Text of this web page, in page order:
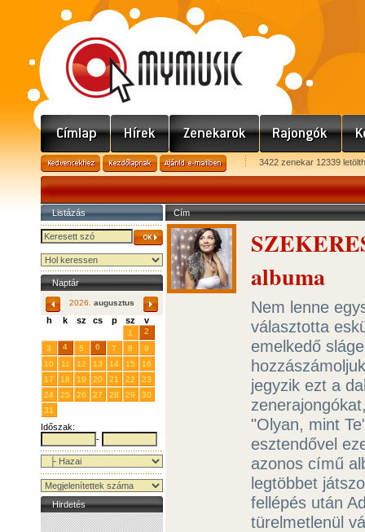
3422 zenekar 12339
Listázás
Naptár
2026. augusztus
h k sz cs p sz v
1
2
3
4 5 6 7 8
9
10
11 12 13 14 15
16
17
18 19 20 21 22
23
24
25 26 27 28 29
30
31
Időszak:
-
Hirdetés
Cím
albuma
Nem lenne
választotta
emelkedő
jegyzik ezt a
"Olyan, mint
esztendővel
azonos című
legtöbbet
fellépés után
türelmetlenül